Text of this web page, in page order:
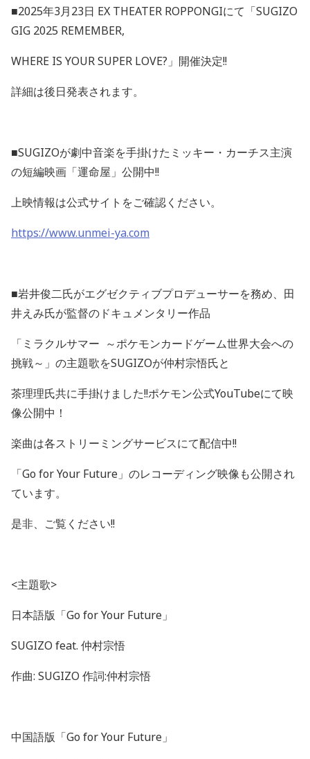
■2025年3月23日 EX THEATER ROPPONGIにて「SUGIZO
GIG 2025 REMEMBER,
WHERE IS YOUR SUPER LOVE? 」開催決定!!
詳細は後日発表されます。
■SUGIZOが劇中音楽を手掛けたミッキー・カーチス主演
の短編映画「運命屋」公開中!!
上映情報は公式サイトをご確認ください。
https://www.unmei-ya.com
■岩井俊二氏がエグゼクティブプロデューサーを務め、田
井えみ氏が監督のドキュメンタリー作品
「ミラクルサマー ～ポケモンカードゲーム世界大会への
挑戦～」の主題歌をSUGIZOが仲村宗悟氏と
茶理理氏共に手掛けました!!ポケモン公式YouTubeにて映
像公開中！
楽曲は各ストリーミングサービスにて配信中!!
「Go for Your Future 」のレコーディング映像も公開され
ています。
是非、ご覧ください!!
<主題歌>
日本語版「Go for Your Future 」
SUGIZO feat. 仲村宗悟
作曲: SUGIZO 作詞:仲村宗悟
中国語版「Go for Your Future 」